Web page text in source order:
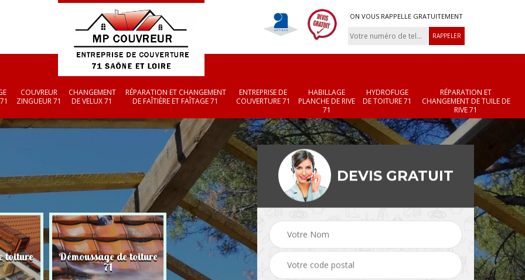
ON VOUS RAPPELLE GRATUITEMENT
COUVREUR
ZINGUEUR 71
CHANGEMENT
DE VELUX 71
RÉPARATION ET CHANGEMENT
DE FAÎTIÈRE ET FAÎTAGE 71
ENTREPRISE DE
COUVERTURE 71
HABILLAGE
PLANCHE DE RIVE
71
HYDROFUGE
DE TOITURE 71
RÉPARATION ET
CHANGEMENT DE TUILE DE
RIVE 71
toiture Démoussage de toiture
71 Couvreur zingueur 71 71
Réparation et
changement de
et faîtage 71
DEVIS GRATUIT